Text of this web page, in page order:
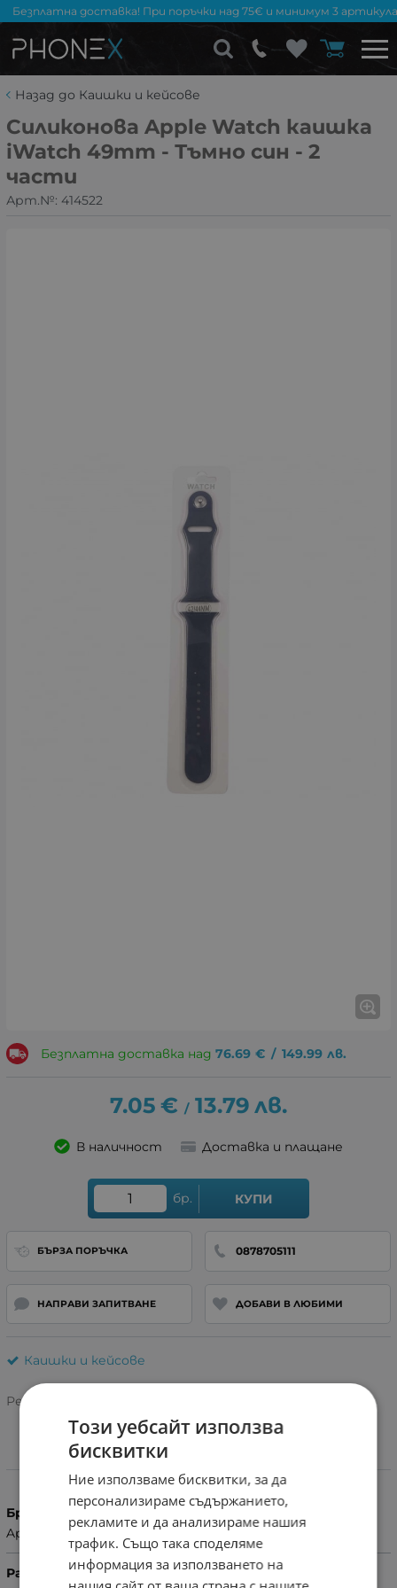
Безплатна доставка! При поръчки над 75€ и минимум 3
Назад до Каишки и кейсове
Силиконова Apple Watch каишка
iWatch 49mm - Тъмно син - 2
части
Арт.№: 414522
Безплатна доставка над 76.69 € / 149.99 лв.
7.05 € / 13.79 лв.
В наличност Доставка и плащане
бр. КУПИ
БЪРЗА ПОРЪЧКА 0878705111
НАПРАВИ ЗАПИТВАНЕ ДОБАВИ В ЛЮБИМИ
Каишки и кейсове
Рейтинг:
Характеристики
Бранд
Apple
Размер
Този уебсайт използва
бисквитки
Ние използваме бисквитки, за да
персонализираме съдържанието,
рекламите и да анализираме нашия
трафик. Също така споделяме
информация за използването на